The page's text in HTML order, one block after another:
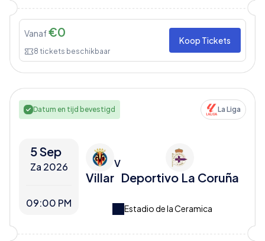
Vanaf€0
8 tickets beschikbaar
Koop Tickets
Datum en tijd bevestigd La Liga
5 Sep
Za 2026
09:00 PM
Villar
V
Deportivo La Coruña
Estadio de la Ceramica